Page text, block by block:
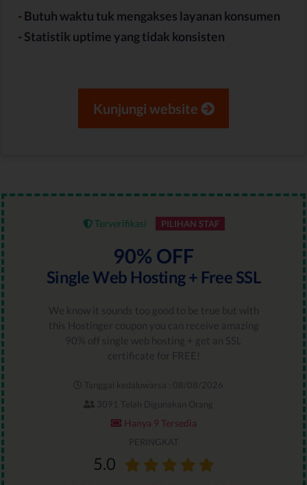
-Butuh waktu tuk mengakses layanan konsumen
-Statistik uptime yang tidak konsisten
Kunjungi website
Terverifikasi PILIHAN STAF
90% OFF
Single Web Hosting + Free SSL
We know it sounds too good to be true but with
this Hostinger coupon you can receive amazing
90% off single web hosting + get an SSL
certificate for FREE!
Tanggal kedaluwarsa : 08/08/2026
3091 Telah Digunakan Orang
Hanya 9 Tersedia
PERINGKAT
5.0